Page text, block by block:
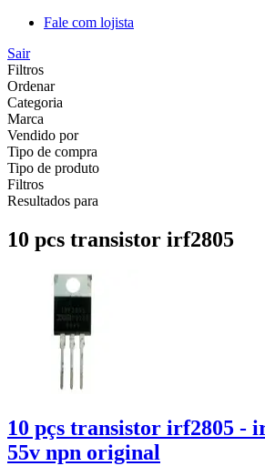
Fale com lojista
Sair
Filtros
Ordenar
Categoria
Marca
Vendido por
Tipo de compra
Tipo de produto
Filtros
Resultados para
10 pcs transistor irf2805
10 pçs transistor irf2805 -
55v npn original